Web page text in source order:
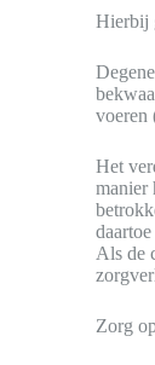
Hierbij
voeren
Het
manier
Als de
Zorg